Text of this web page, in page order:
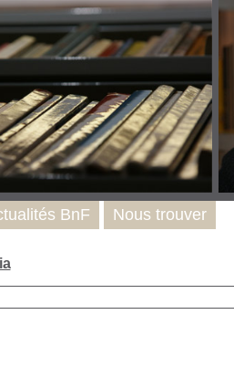
BnF Nous trouver